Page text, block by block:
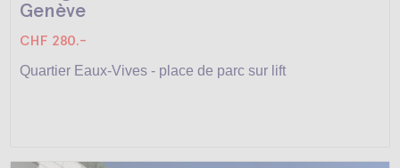
Genève
CHF 280.-
Quartier Eaux-Vives - place de parc sur lift